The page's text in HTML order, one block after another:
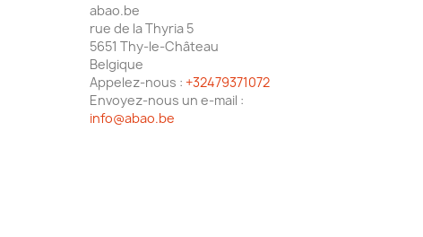
abao.be
rue de la Thyria 5
5651 Thy-le-Château
Belgique
Appelez-nous : +32479371072
Envoyez-nous un e-mail :
info@abao.be